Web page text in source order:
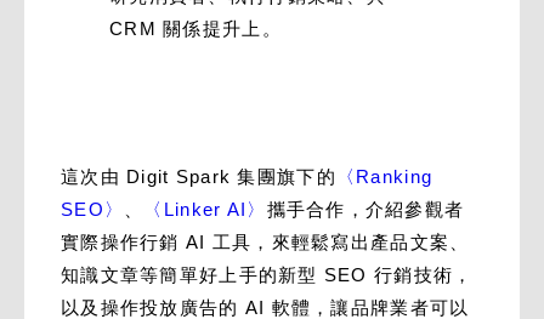
CRM 關係提升上。
這次由 Digit Spark 集團旗下的
〈Ranking
SEO〉
〈Linker AI〉 攜手合作，介紹參觀者
實際操作行銷 AI 工具，來輕鬆寫出產品文案、
知識文章等簡單好上手的新型 SEO 行銷技術，
以及操作投放廣告的 AI 軟體，讓品牌業者可以